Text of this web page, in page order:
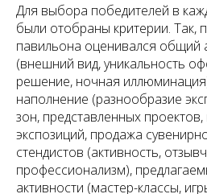
Для выбора победителей в
были отобраны критерии. Так,
павильона оценивался общий
(внешний вид, уникальность
решение, ночная
наполнение (разнообразие
зон, представленных
экспозиций, продажа
стендистов (активность,
профессионализм),
активности (мастер-классы,